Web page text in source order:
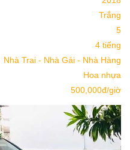
Trắng
5
4 tiếng
Nhà Trai - Nhà Gái - Nhà Hàng
Hoa nhựa
500,000đ/giờ